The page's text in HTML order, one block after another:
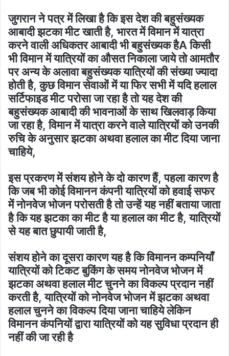
जुगरान ने पत्र में लिखा है कि इस देश की बहुसंख्यक
आबादी झटका मीट खाती है, भारत में विमान में यात्रा
करने वाली अधिकतर आबादी भी बहुसंख्यक हैA किसी
भी विमान में यात्रियों का औसत निकाला जाये तो आमतौर
पर अन्य के अलावा बहुसंख्यक यात्रियों की संख्या ज्यादा
होती है, कुछ विमान सेवाओं में या फिर सभी में यदि हलाल
सर्टिफाइड मीट परोसा जा रहा है तो यह देश की
बहुसंख्यक आबादी की भावनाओं के साथ खिलवाड़ किया
जा रहा है, विमान में यात्रा करने वाले यात्रियों को उनकी
रुचि के अनुसार झटका अथवा हलाल का मीट दिया जाना
चाहिये,
इस प्रकरण में संशय होने के दो कारण हैं, पहला कारण है
कि जब भी कोई विमानन कंपनी यात्रियों को हवाई सफर
में नोनवेज भोजन परोसती है तो उन्हें यह नहीं बताया जाता
है कि यह झटका का मीट है या हलाल का मीट है, यात्रियों
से यह बात छुपायी जाती है,
संशय होने का दूसरा कारण यह है कि विमानन कम्पनियाँ
यात्रियों को टिकट बुकिंग के समय नोनवेज भोजन में
झटका अथवा हलाल मीट चुनने का विकल्प प्रदान नहीं
करती है, यात्रियों को नोनवेज भोजन में झटका अथवा
हलाल चुनने का विकल्प दिया जाना चाहिये लेकिन
विमानन कंपनियों द्वारा यात्रियों को यह सुविधा प्रदान ही
नहीं की जा रही है